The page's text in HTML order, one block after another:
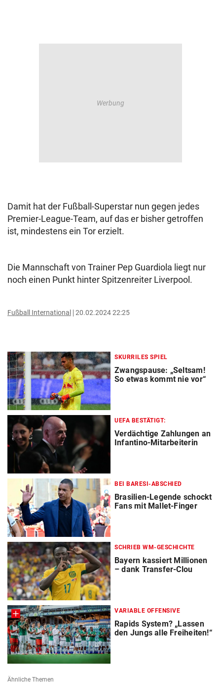
Damit hat der Fußball-Superstar nun gegen jedes
Premier-League-Team, auf das er bisher getroffen
ist, mindestens ein Tor erzielt.
Die Mannschaft von Trainer Pep Guardiola liegt nur
noch einen Punkt hinter Spitzenreiter Liverpool.
Fußball International 20.02.2024 22:25
SKURRILES SPIEL
Zwangspause: „Seltsam!
So etwas kommt nie vor“
UEFA BESTÄTIGT:
Verdächtige Zahlungen an
Infantino-Mitarbeiterin
BEI BARESI-ABSCHIED
Brasilien-Legende schockt
Fans mit Mallet-Finger
SCHRIEB WM-GESCHICHTE
Bayern kassiert Millionen
– dank Transfer-Clou
VARIABLE OFFENSIVE
Rapids System? „Lassen
den Jungs alle Freiheiten!“
Ähnliche Themen